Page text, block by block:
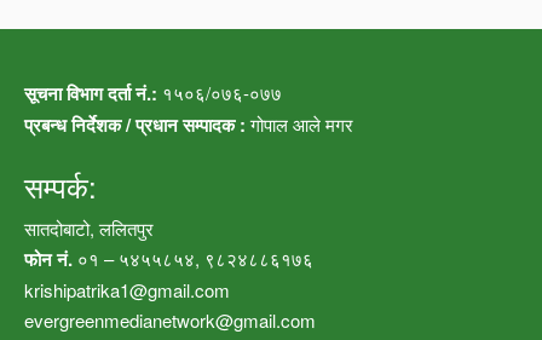
सूचना विभाग दर्ता नं.: १५०६/०७६-०७७
प्रबन्ध निर्देशक / प्रधान सम्पादक :गोपाल आले मगर
सम्पर्क:
सातदोबाटो, ललितपुर
फोन नं. ०१ – ५४५५८५४, ९८२४८८६१७६
krishipatrika1@gmail.com
evergreenmedianetwork@gmail.com